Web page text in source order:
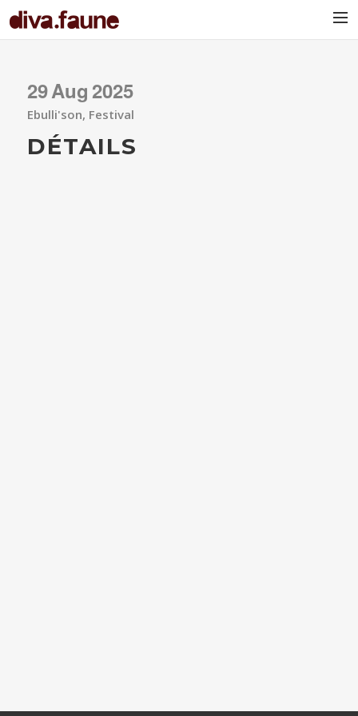
29Aug2025
Ebulli'son, Festival
DÉTAILS